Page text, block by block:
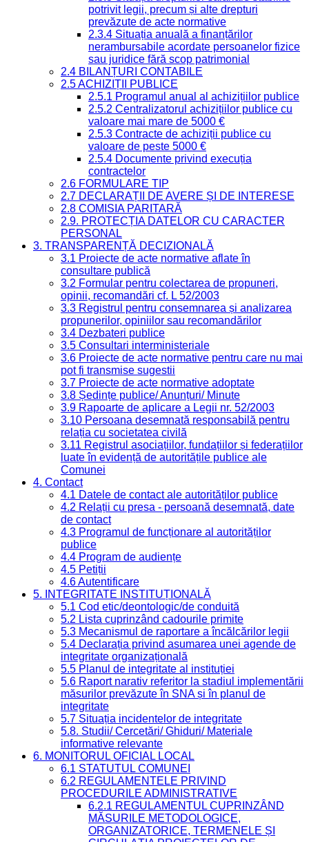
potrivit legii, precum și alte drepturi
prevăzute de acte normative
2.3.4 Situația anuală a finanțărilor
nerambursabile acordate persoanelor fizice
sau juridice fără scop patrimonial
2.4 BILANȚURI CONTABILE
2.5 ACHIZIȚII PUBLICE
2.5.1 Programul anual al achizițiilor publice
2.5.2 Centralizatorul achizițiilor publice cu
valoare mai mare de 5000 €
2.5.3 Contracte de achiziții publice cu
valoare de peste 5000 €
2.5.4 Documente privind execuția
contractelor
2.6 FORMULARE TIP
2.7 DECLARAȚII DE AVERE ȘI DE INTERESE
2.8 COMISIA PARITARĂ
2.9. PROTECȚIA DATELOR CU CARACTER
PERSONAL
3. TRANSPARENȚĂ DECIZIONALĂ
3.1 Proiecte de acte normative aflate în
consultare publică
3.2 Formular pentru colectarea de propuneri,
opinii, recomandări cf. L 52/2003
3.3 Registrul pentru consemnarea și analizarea
propunerilor, opiniilor sau recomandărilor
3.4 Dezbateri publice
3.5 Consultari interministeriale
3.6 Proiecte de acte normative pentru care nu mai
pot fi transmise sugestii
3.7 Proiecte de acte normative adoptate
3.8 Ședințe publice/ Anunțuri/ Minute
3.9 Rapoarte de aplicare a Legii nr. 52/2003
3.10 Persoana desemnată responsabilă pentru
relația cu societatea civilă
3.11 Registrul asociațiilor, fundațiilor și federațiilor
luate în evidență de autoritățile publice ale
Comunei
4. Contact
4.1 Datele de contact ale autorităților publice
4.2 Relații cu presa - persoană desemnată, date
de contact
4.3 Programul de funcționare al autorităților
publice
4.4 Program de audiențe
4.5 Petiții
4.6 Autentificare
5. INTEGRITATE INSTITUȚIONALĂ
5.1 Cod etic/deontologic/de conduită
5.2 Lista cuprinzând cadourile primite
5.3 Mecanismul de raportare a încălcărilor legii
5.4 Declarația privind asumarea unei agende de
integritate organizațională
5.5 Planul de integritate al instituției
5.6 Raport narativ referitor la stadiul implementării
măsurilor prevăzute în SNA și în planul de
integritate
5.7 Situația incidentelor de integritate
5.8. Studii/ Cercetări/ Ghiduri/ Materiale
informative relevante
6. MONITORUL OFICIAL LOCAL
6.1 STATUTUL COMUNEI
6.2 REGULAMENTELE PRIVIND
PROCEDURILE ADMINISTRATIVE
6.2.1 REGULAMENTUL CUPRINZÂND
MĂSURILE METODOLOGICE,
ORGANIZATORICE, TERMENELE ȘI